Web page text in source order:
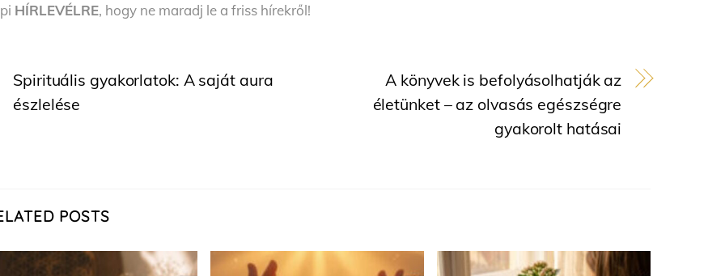
HÍRLEVÉLRE, hogy ne maradj le a friss hírekről!
Spirituális gyakorlatok: A saját aura
észlelése
A könyvek is befolyásolhatják az
életünket – az olvasás egészségre
gyakorolt hatásai
POSTS